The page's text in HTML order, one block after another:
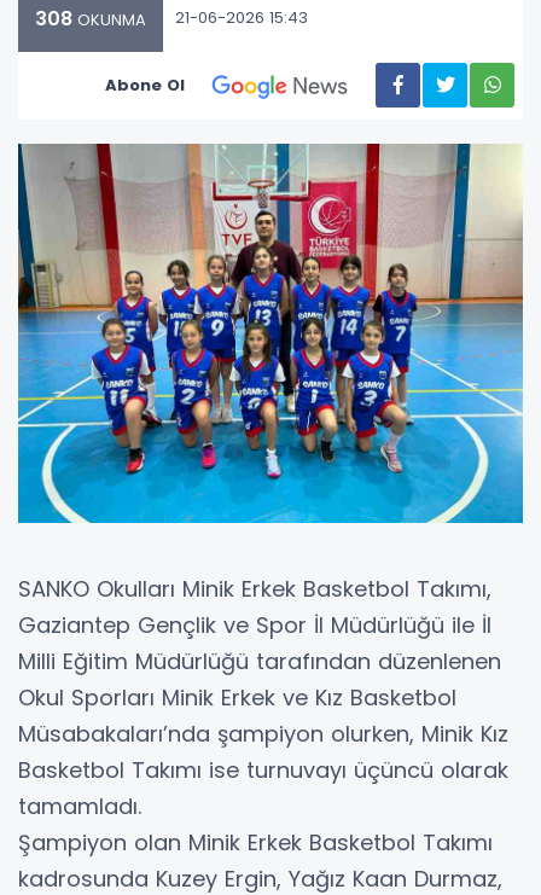
308 OKUNMA 21-06-2026 15:43
Abone Ol
SANKO Okulları Minik Erkek Basketbol Takımı,
Gaziantep Gençlik ve Spor İl Müdürlüğü ile İl
Milli Eğitim Müdürlüğü tarafından düzenlenen
Okul Sporları Minik Erkek ve Kız Basketbol
Müsabakaları’nda şampiyon olurken, Minik Kız
Basketbol Takımı ise turnuvayı üçüncü olarak
tamamladı.
Şampiyon olan Minik Erkek Basketbol Takımı
kadrosunda Kuzey Ergin, Yağız Kaan Durmaz,